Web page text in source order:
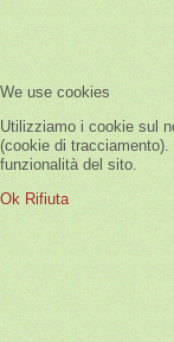
We use cookies
Utilizziamo i cookie sul
(cookie di
funzionalità del sito.
Ok Rifiuta